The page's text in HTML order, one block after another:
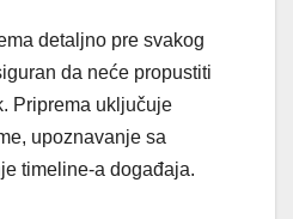
detaljno pre svakog
da neće propustiti
Priprema uključuje
upoznavanje sa
timeline-a događaja.